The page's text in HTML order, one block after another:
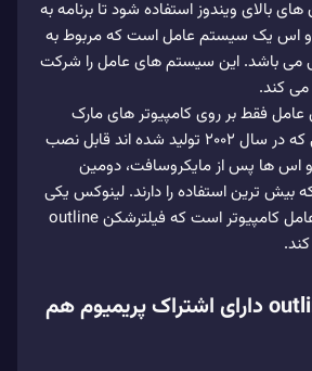
های بالای ویندوز استفاده شود تا برنامه به
اس یک سیستم عامل است که مربوط به
می باشد. این سیستم های عامل را شرکت
می کند.
فقط بر روی کامپیوتر های مارک
مکینتاش و مک هایی که در سال 2002 تولید شده اند قابل نصب
اس ها پس از مایکروسافت، دومین
ترین استفاده را دارند. لینوکس یکی
دیگر از سیستم های عامل کامپیوتر است که فیلترشکن outline
آیا فیلترشکن outline دارای اشتراک پریمیوم هم